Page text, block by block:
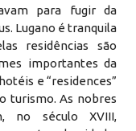
para fugir da
Lugano é tranquila
residências são
importantes da
e “residences”
turismo. As nobres
no século XVIII,